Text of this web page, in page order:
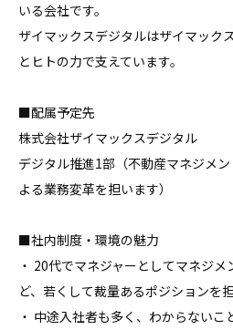
いる会社です。
ザイマックスデジタルはザイマック
とヒトの力で支えています。
■配属予定先
株式会社ザイマックスデジタル
デジタル推進1部（不動産マネジメ
よる業務変革を担います）
■社内制度・環境の魅力
・ 20代でマネジャーとしてマネジ
ど、若くして裁量あるポジションを
・ 中途入社者も多く、わからない